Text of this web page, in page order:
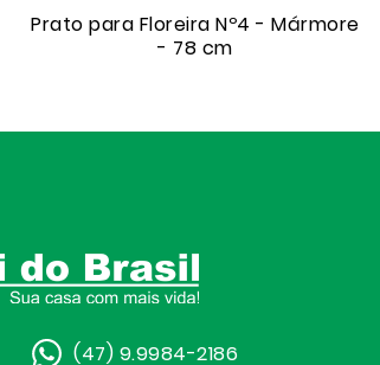
Prato para Floreira Nº4 - Mármore
- 78 cm
(47) 9.9984-2186